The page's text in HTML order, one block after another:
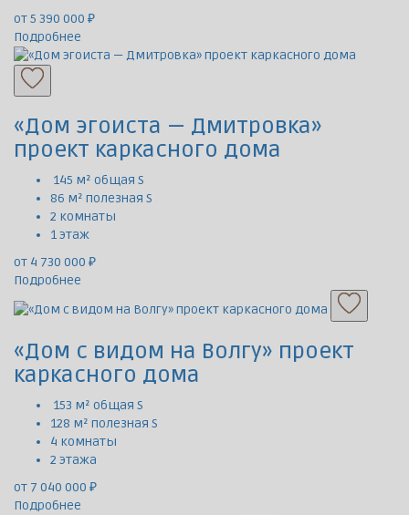
от 5 390 000 ₽
Подробнее
«Дом эгоиста — Дмитровка»
проект каркасного дома
145 м² общая S
86 м² полезная S
2 комнаты
1 этаж
от 4 730 000 ₽
Подробнее
«Дом с видом на Волгу» проект
каркасного дома
153 м² общая S
128 м² полезная S
4 комнаты
2 этажа
от 7 040 000 ₽
Подробнее